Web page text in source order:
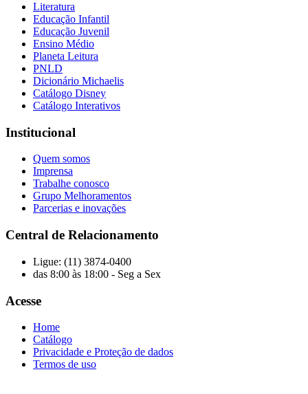
Literatura
Educação Infantil
Educação Juvenil
Ensino Médio
Planeta Leitura
PNLD
Dicionário Michaelis
Catálogo Disney
Catálogo Interativos
Institucional
Quem somos
Imprensa
Trabalhe conosco
Grupo Melhoramentos
Parcerias e inovações
Central de Relacionamento
Ligue: (11) 3874-0400
das 8:00 às 18:00 - Seg a Sex
Acesse
Home
Catálogo
Privacidade e Proteção de dados
Termos de uso